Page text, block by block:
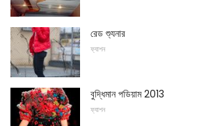
রেড শ্যুনার
ফ্যাশন
বুদ্ধিমান পডিয়াম 2013
ফ্যাশন